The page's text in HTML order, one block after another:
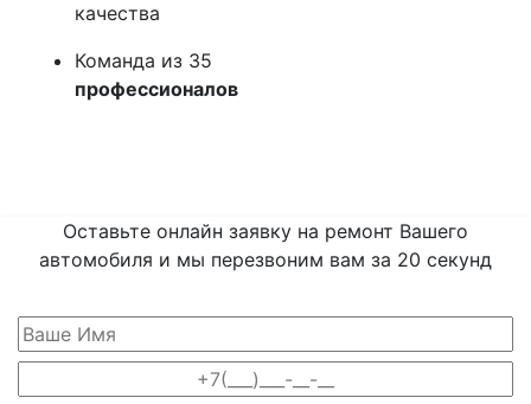
качества
Команда из 35
профессионалов
Оставьте онлайн заявку на ремонт Вашего
автомобиля и мы перезвоним вам за 20 секунд